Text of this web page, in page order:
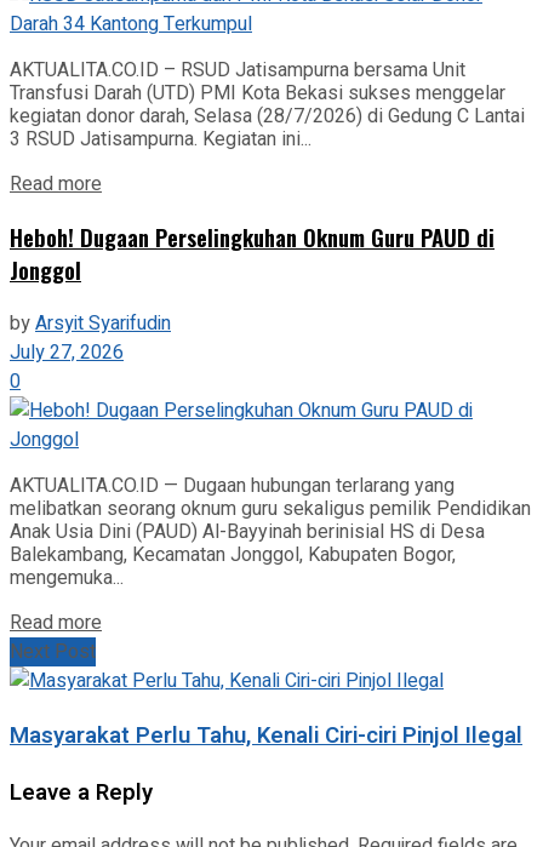
AKTUALITA.CO.ID – RSUD Jatisampurna bersama Unit
Transfusi Darah (UTD) PMI Kota Bekasi sukses menggelar
kegiatan donor darah, Selasa (28/7/2026) di Gedung C Lantai
3 RSUD Jatisampurna. Kegiatan ini...
Read more
Heboh! Dugaan Perselingkuhan Oknum Guru PAUD di
Jonggol
byArsyit Syarifudin
July 27, 2026
0
AKTUALITA.CO.ID — Dugaan hubungan terlarang yang
melibatkan seorang oknum guru sekaligus pemilik Pendidikan
Anak Usia Dini (PAUD) Al-Bayyinah berinisial HS di Desa
Balekambang, Kecamatan Jonggol, Kabupaten Bogor,
mengemuka...
Read more
Next Post
Masyarakat Perlu Tahu, Kenali Ciri-ciri Pinjol Ilegal
Leave a Reply